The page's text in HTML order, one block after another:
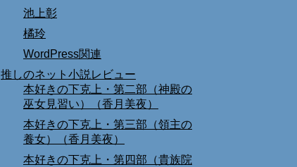
池上彰
橘玲
WordPress関連
推しのネット小説レビュー
本好きの下克上・第二部（神殿の
巫女見習い）（香月美夜）
本好きの下克上・第三部（領主の
養女）（香月美夜）
本好きの下克上・第四部（貴族院